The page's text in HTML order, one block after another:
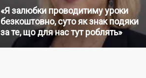
«Я залюбки проводитиму уроки
безкоштовно, суто як знак подяки
за те, що для нас тут роблять»